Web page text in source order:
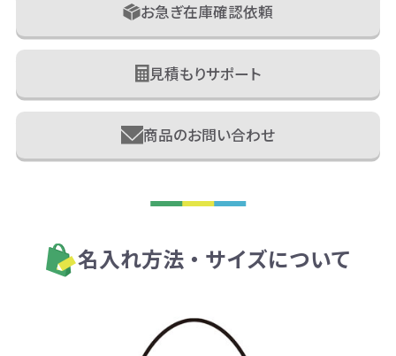
お急ぎ在庫確認依頼
見積もりサポート
商品のお問い合わせ
名入れ方法・サイズについて